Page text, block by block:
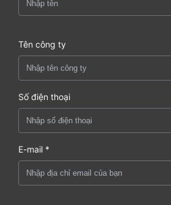
Tên công ty
Số điện thoại
E-mail *